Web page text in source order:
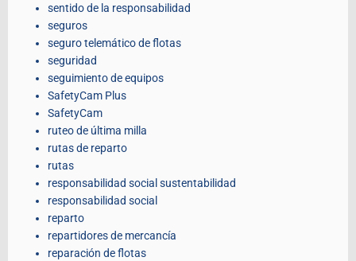
sentido de la responsabilidad
seguros
seguro telemático de flotas
seguridad
seguimiento de equipos
SafetyCam Plus
SafetyCam
ruteo de última milla
rutas de reparto
rutas
responsabilidad social sustentabilidad
responsabilidad social
reparto
repartidores de mercancía
reparación de flotas